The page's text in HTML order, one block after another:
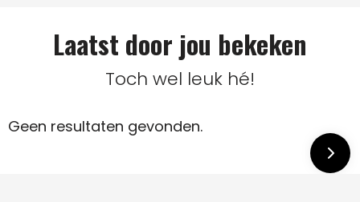
Laatst door jou bekeken
Toch wel leuk hé!
Geen resultaten gevonden.